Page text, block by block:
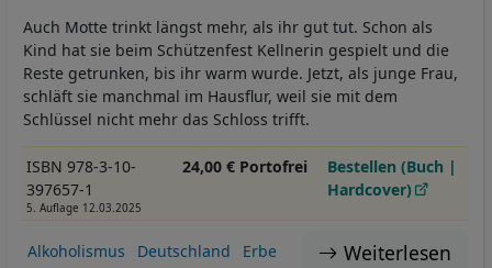
Auch Motte trinkt längst mehr, als ihr gut tut. Schon als
Kind hat sie beim Schützenfest Kellnerin gespielt und die
Reste getrunken, bis ihr warm wurde. Jetzt, als junge Frau,
schläft sie manchmal im Hausflur, weil sie mit dem
Schlüssel nicht mehr das Schloss trifft.
ISBN 978-3-10-
397657-1
5. Auflage 12.03.2025
24,00 € Portofrei
Bestellen (Buch |
Hardcover)
Weiterlesen
Alkoholismus Deutschland
Erbe